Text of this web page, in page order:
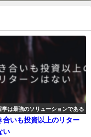
学は最強のソリューションである
合いも投資以上のリター
い